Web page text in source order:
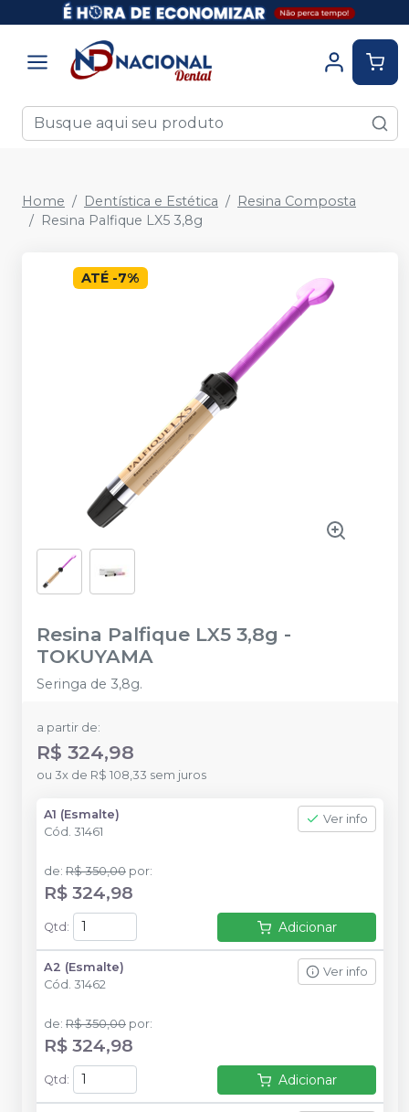
Home Dentística e Estética
Resina Composta
Resina Palfique LX5 3,8g
ATÉ -7%
Resina Palfique LX5 3,8g -
TOKUYAMA
Seringa de 3,8g.
a partir de:
R$ 324,98
ou 3x de R$ 108,33 sem juros
A1 (Esmalte)
Cód. 31461
Ver info
de: R$ 350,00 por:
R$ 324,98
Qtd : Adicionar
A2 (Esmalte)
Cód. 31462
Ver info
de: R$ 350,00 por:
R$ 324,98
Qtd : Adicionar